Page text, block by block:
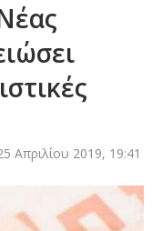
Απριλίου 2019, 19:41